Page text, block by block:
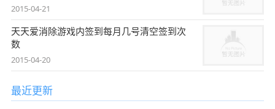
2015-04-21
天天爱消除游戏内签到每月几号清空签到次
数
2015-04-20
最近更新